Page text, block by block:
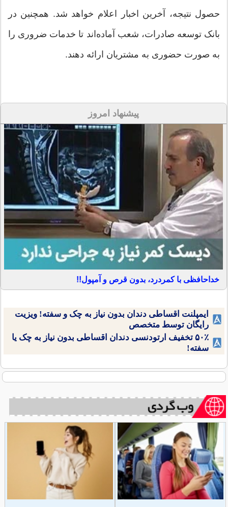
حصول نتیجه، آخرین اخبار اعلام خواهد شد. همچنین در
بانک توسعه صادرات، شعب آماده‌اند تا خدمات ضروری را
به صورت حضوری به مشتریان ارائه دهند.
پیشنهاد امروز
خداحافظی با کمردرد، بدون قرص و آمپول!!
ایمپلنت اقساطی دندان بدون نیاز به چک و سفته! ویزیت
رایگان توسط متخصص
۵۰٪ تخفیف ارتودنسی دندان اقساطی بدون نیاز به چک یا
سفته!